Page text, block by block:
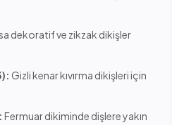
dekoratif ve zikzak dikişler
Gizli kenar kıvırma dikişleri için
Fermuar dikiminde dişlere yakın